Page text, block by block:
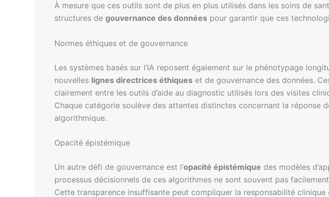
À mesure que ces outils sont de plus en plus utilisés dans les soins de
structures de gouvernance des données pour garantir que ces
Normes éthiques et de gouvernance
Les systèmes basés sur l’IA reposent également sur le phénotypage
nouvelles lignes directrices éthiques et de gouvernance des données.
clairement entre les outils d’aide au diagnostic utilisés lors des visites
Chaque catégorie soulève des attentes distinctes concernant la réponse
algorithmique.
Opacité épistémique
Un autre défi de gouvernance est l’opacité épistémique des modèles
processus décisionnels de ces algorithmes ne sont souvent pas
Cette transparence insuffisante peut compliquer la responsabilité clinique